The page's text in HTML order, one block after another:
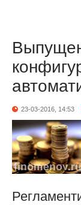
23-03-2016, 14:53